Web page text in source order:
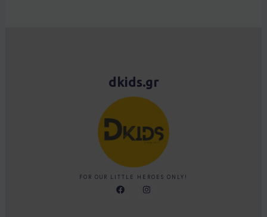
dkids.gr
FOR OUR LITTLE HEROES ONLY!
F
a
I
n